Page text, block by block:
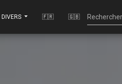
DIVERS 🇫🇷 🇬🇧